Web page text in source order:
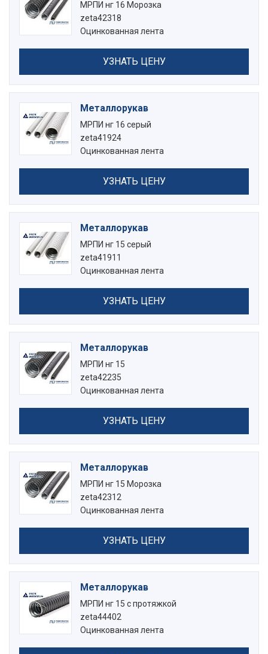
МРПИ нг 16 Морозка
zeta42318
Оцинкованная лента
УЗНАТЬ ЦЕНУ
Металлорукав
МРПИ нг 16 серый
zeta41924
Оцинкованная лента
УЗНАТЬ ЦЕНУ
Металлорукав
МРПИ нг 15 серый
zeta41911
Оцинкованная лента
УЗНАТЬ ЦЕНУ
Металлорукав
МРПИ нг 15
zeta42235
Оцинкованная лента
УЗНАТЬ ЦЕНУ
Металлорукав
МРПИ нг 15 Морозка
zeta42312
Оцинкованная лента
УЗНАТЬ ЦЕНУ
Металлорукав
МРПИ нг 15 с протяжкой
zeta44402
Оцинкованная лента